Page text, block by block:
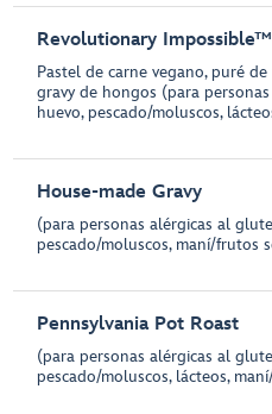
Revolutionary
Pastel de carne vegano, puré
gravy de hongos (para
huevo, pescado/moluscos,
House-made Gravy
(para personas alérgicas al
pescado/moluscos, maní/frutos
Pennsylvania Pot Roast
(para personas alérgicas al
pescado/moluscos, lácteos,